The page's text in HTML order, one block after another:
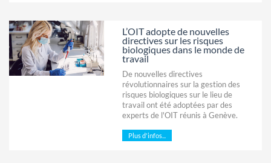
L’OIT adopte de nouvelles
directives sur les risques
biologiques dans le monde de
travail
De nouvelles directives
révolutionnaires sur la gestion des
risques biologiques sur le lieu de
travail ont été adoptées par des
experts de l'OIT réunis à Genève.
Plus d'infos...